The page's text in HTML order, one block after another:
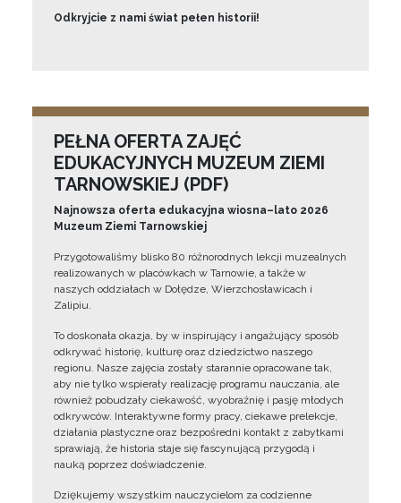
Odkryjcie z nami świat pełen historii!
PEŁNA OFERTA ZAJĘĆ
EDUKACYJNYCH MUZEUM ZIEMI
TARNOWSKIEJ (PDF)
Najnowsza oferta edukacyjna wiosna–lato 2026
Muzeum Ziemi Tarnowskiej
Przygotowaliśmy blisko 80 różnorodnych lekcji muzealnych
realizowanych w placówkach w Tarnowie, a także w
naszych oddziałach w Dołędze, Wierzchosławicach i
Zalipiu.
To doskonała okazja, by w inspirujący i angażujący sposób
odkrywać historię, kulturę oraz dziedzictwo naszego
regionu. Nasze zajęcia zostały starannie opracowane tak,
aby nie tylko wspierały realizację programu nauczania, ale
również pobudzały ciekawość, wyobraźnię i pasję młodych
odkrywców. Interaktywne formy pracy, ciekawe prelekcje,
działania plastyczne oraz bezpośredni kontakt z zabytkami
sprawiają, że historia staje się fascynującą przygodą i
nauką poprzez doświadczenie.
Dziękujemy wszystkim nauczycielom za codzienne